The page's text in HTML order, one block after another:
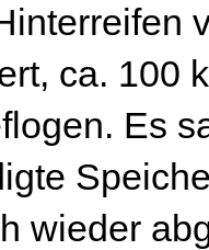
ca. 100
Es
wieder